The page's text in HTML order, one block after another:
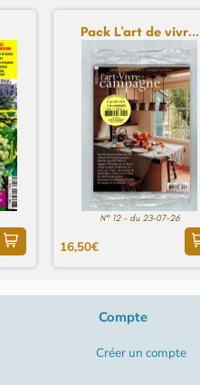
Pack L'art de vivr...
N° 12 - du 23-07-26
16,50€
Compte
Créer un compte